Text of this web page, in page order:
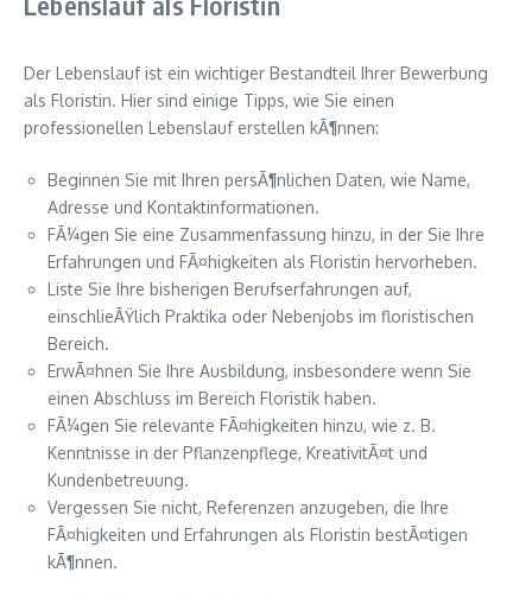
Der Lebenslauf ist ein wichtiger Bestandteil Ihrer Bewerbung
als Floristin. Hier sind einige Tipps, wie Sie einen
professionellen Lebenslauf erstellen kÃ¶nnen:
Beginnen Sie mit Ihren persÃ¶nlichen Daten, wie Name,
Adresse und Kontaktinformationen.
FÃ¼gen Sie eine Zusammenfassung hinzu, in der Sie Ihre
Erfahrungen und FÃ¤higkeiten als Floristin hervorheben.
Liste Sie Ihre bisherigen Berufserfahrungen auf,
einschlieÃŸlich Praktika oder Nebenjobs im floristischen
Bereich.
ErwÃ¤hnen Sie Ihre Ausbildung, insbesondere wenn Sie
einen Abschluss im Bereich Floristik haben.
FÃ¼gen Sie relevante FÃ¤higkeiten hinzu, wie z. B.
Kenntnisse in der Pflanzenpflege, KreativitÃ¤t und
Kundenbetreuung.
Vergessen Sie nicht, Referenzen anzugeben, die Ihre
FÃ¤higkeiten und Erfahrungen als Floristin bestÃ¤tigen
kÃ¶nnen.